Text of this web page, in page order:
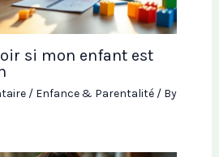
si mon enfant est
/ Enfance & Parentalité/ By